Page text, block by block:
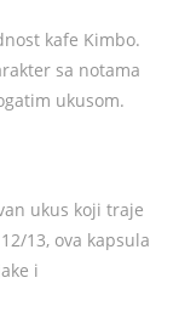
kafe Kimbo.
sa notama
ukusom.
ukus koji traje
13, ova kapsula
i